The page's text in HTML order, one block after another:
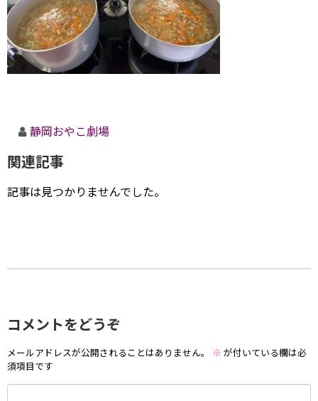
静岡おやこ劇場
関連記事
記事は見つかりませんでした。
コメントをどうぞ
メールアドレスが公開されることはありません。 ※ が付いている欄は必
須項目です